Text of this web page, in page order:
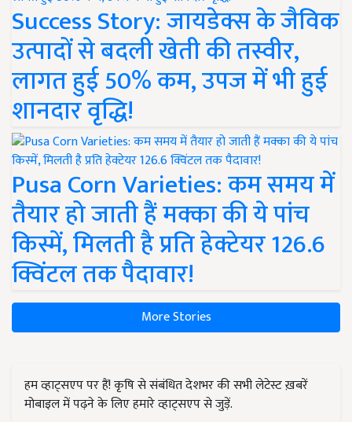
Success Story: जायडेक्स के जैविक
उत्पादों से बदली खेती की तस्वीर,
लागत हुई 50% कम, उपज में भी हुई
शानदार वृद्धि!
Pusa Corn Varieties: कम समय में
तैयार हो जाती हैं मक्का की ये पांच
किस्में, मिलती है प्रति हेक्टेयर 126.6
क्विंटल तक पैदावार!
More Stories
हम व्हाट्सएप पर हैं! कृषि से संबंधित देशभर की सभी लेटेस्ट ख़बरें
मोबाइल में पढ़ने के लिए हमारे व्हाट्सएप से जुड़ें.